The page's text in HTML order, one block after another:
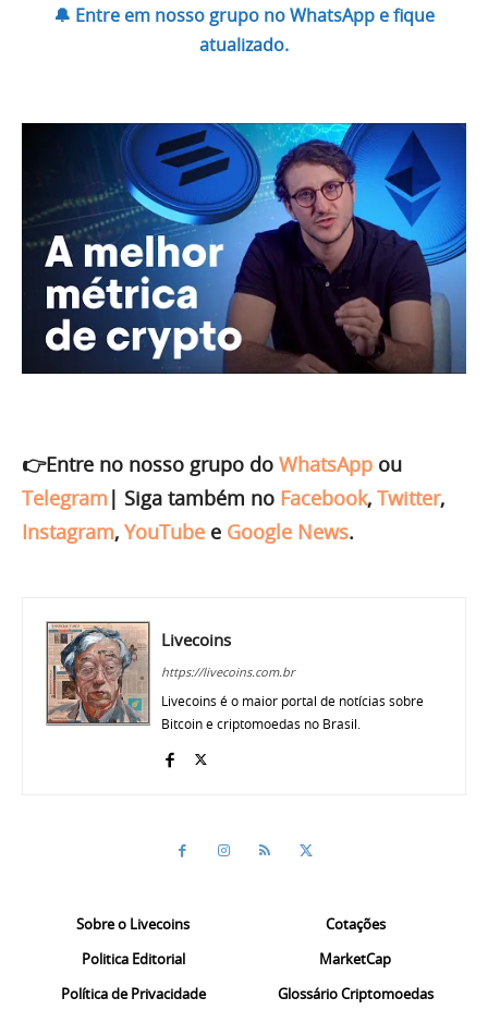
🔔 Entre em nosso grupo no WhatsApp e fique
atualizado.
👉Entre no nosso grupo do WhatsApp ou
Telegram | Siga também no Facebook, Twitter,
Instagram, YouTube e Google News.
Livecoins
https://livecoins.com.br
Livecoins é o maior portal de notícias sobre
Bitcoin e criptomoedas no Brasil.
Sobre o Livecoins
Politica Editorial
Política de Privacidade
Cotações
MarketCap
Glossário Criptomoedas